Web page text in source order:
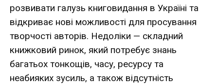
розвивати галузь книговидання в Україні та
відкриває нові можливості для просування
творчості авторів. Недоліки — складний
книжковий ринок, який потребує знань
багатьох тонкощів, часу, ресурсу та
неабияких зусиль, а також відсутність